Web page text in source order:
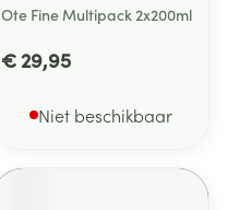
Ote Fine Multipack 2x200ml
€ 29,95
Niet beschikbaar